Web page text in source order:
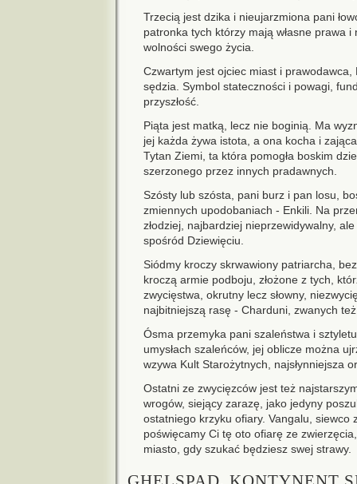
Trzecią jest dzika i nieujarzmiona pani
patronka tych którzy mają własne prawa
wolności swego życia.
Czwartym jest ojciec miast i
sędzia. Symbol stateczności i powagi,
przyszłość.
Piąta jest matką, lecz nie boginią. Ma
jej każda żywa istota, a ona kocha i
Tytan Ziemi, ta która pomogła boskim
szerzonego przez innych pradawnych.
Szósty lub szósta, pani burz i pan losu,
zmiennych upodobaniach - Enkili. Na
złodziej, najbardziej nieprzewidywalny,
spośród Dziewięciu.
Siódmy kroczy skrwawiony patriarcha,
kroczą armie podboju, złożone z tych,
zwycięstwa, okrutny lecz słowny,
najbitniejszą rasę - Charduni, zwanych
Ósma przemyka pani szaleństwa i
umysłach szaleńców, jej oblicze można
wzywa Kult Starożytnych, najsłynniejsza
Ostatni ze zwycięzców jest też
wrogów, siejący zarazę, jako jedyny
ostatniego krzyku ofiary. Vangalu, siewco
poświęcamy Ci tę oto ofiarę ze
miasto, gdy szukać będziesz swej strawy.